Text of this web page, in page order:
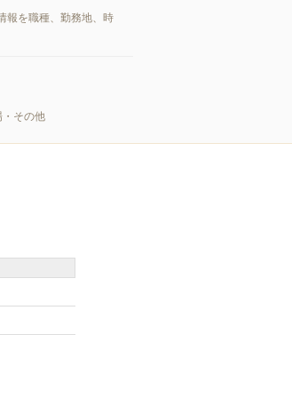
報を職種、勤務地、時
その他